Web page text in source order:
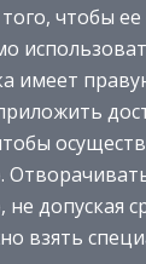
чтобы
имеет
не допуская
взять